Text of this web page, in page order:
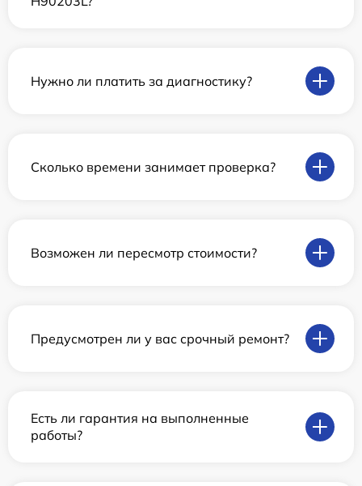
Нужно ли платить за диагностику?
Сколько времени занимает проверка?
Возможен ли пересмотр стоимости?
Предусмотрен ли у вас срочный ремонт?
Есть ли гарантия на выполненные
работы?